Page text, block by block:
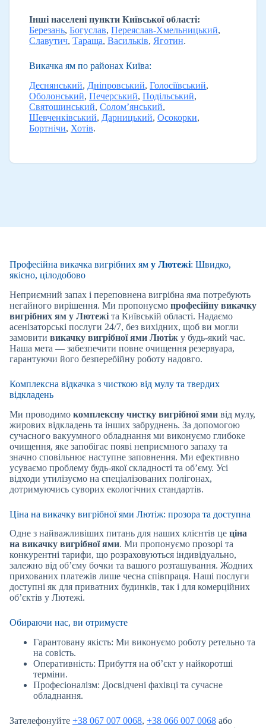
Інші населені пункти Київської області:
Березань, Богуслав, Переяслав-Хмельницький,
Славутич, Тараща, Васильків, Яготин.
Викачка ям по районах Київа:
Деснянський, Дніпровський, Голосіївський,
Оболонський, Печерський, Подільський,
Святошинський, Солом’янський,
Шевченківський, Дарницький, Осокорки,
Бортнічи, Хотів.
Професійна викачка вигрібних ям у Лютежі: Швидко,
якісно, цілодобово
Неприємний запах і переповнена вигрібна яма потребують
негайного вирішення. Ми пропонуємо професійну викачку
вигрібних ям у Лютежі та Київській області. Надаємо
асенізаторські послуги 24/7, без вихідних, щоб ви могли
замовити викачку вигрібної ями Лютіж у будь-який час.
Наша мета — забезпечити повне очищення резервуара,
гарантуючи його безперебійну роботу надовго.
Комплексна відкачка з чисткою від мулу та твердих
відкладень
Ми проводимо комплексну чистку вигрібної ями від мулу,
жирових відкладень та інших забруднень. За допомогою
сучасного вакуумного обладнання ми виконуємо глибоке
очищення, яке запобігає появі неприємного запаху та
значно сповільнює наступне заповнення. Ми ефективно
усуваємо проблему будь-якої складності та об’єму. Усі
відходи утилізуємо на спеціалізованих полігонах,
дотримуючись суворих екологічних стандартів.
Ціна на викачку вигрібної ями Лютіж: прозора та доступна
Одне з найважливіших питань для наших клієнтів це ціна
на викачку вигрібної ями. Ми пропонуємо прозорі та
конкурентні тарифи, що розраховуються індивідуально,
залежно від об’єму бочки та вашого розташування. Жодних
прихованих платежів лише чесна співпраця. Наші послуги
доступні як для приватних будинків, так і для комерційних
об’єктів у Лютежі.
Обираючи нас, ви отримуєте
Гарантовану якість: Ми виконуємо роботу ретельно та
на совість.
Оперативність: Прибуття на об’єкт у найкоротші
терміни.
Професіоналізм: Досвідчені фахівці та сучасне
обладнання.
Зателефонуйте +38 067 007 0068, +38 066 007 0068 або